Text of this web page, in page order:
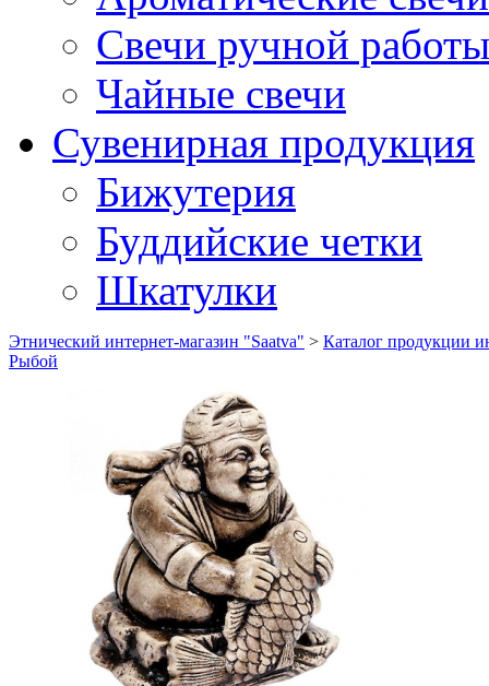
Свечи ручной работы
Чайные свечи
Сувенирная продукция
Бижутерия
Буддийские четки
Шкатулки
Этнический интернет-магазин "Saatva" > Каталог продукции
Рыбой